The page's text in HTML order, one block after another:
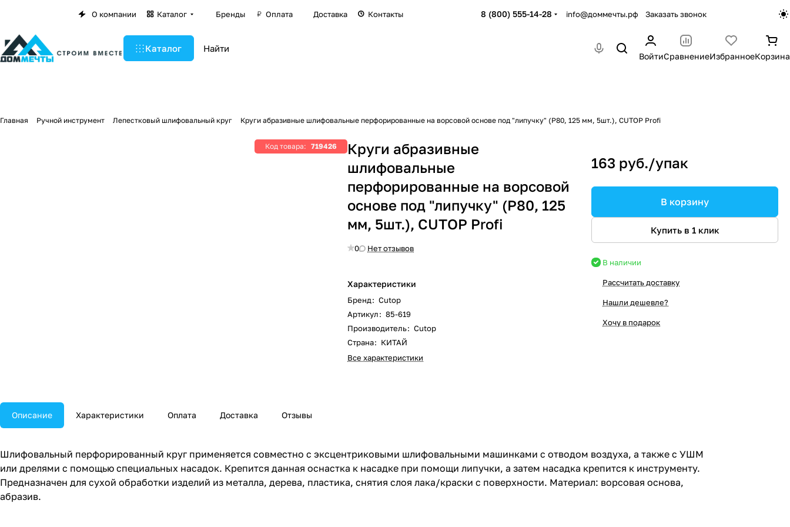
О компании Каталог Бренды Оплата Доставка Контакты 8 (800) 555-14-28 info@доммечты.рф Заказать звонок
Каталог
ВойтиСравнениеИзбранноеКорзина
Главная Ручной инструмент Лепестковый шлифовальный круг Круги абразивные шлифовальные перфорированные на ворсовой основе под "липучку" (Р80, 125 мм, 5шт.), CUTOP Profi
Код товара: 719426
Круги абразивные
шлифовальные
перфорированные на ворсовой
основе под "липучку" (Р80, 125
мм, 5шт.), CUTOP Profi
0 Нет отзывов
Характеристики
Бренд: Cutop
Артикул: 85-619
Производитель: Cutop
Страна: КИТАЙ
Все характеристики
163 руб./упак
В корзину
Купить в 1 клик
В наличии
Рассчитать доставку
Нашли дешевле?
Хочу в подарок
Описание Характеристики Оплата Доставка Отзывы
Шлифовальный перфорированный круг применяется совместно с эксцентриковыми шлифовальными машинками с отводом воздуха, а также с УШМ
или дрелями с помощью специальных насадок. Крепится данная оснастка к насадке при помощи липучки, а затем насадка крепится к инструменту.
Предназначен для сухой обработки изделий из металла, дерева, пластика, снятия слоя лака/краски с поверхности. Материал: ворсовая основа,
абразив.